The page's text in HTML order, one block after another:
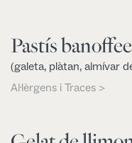
Pastís banoffee
(galeta, plàtan, almívar
Al·lèrgens i Traces >